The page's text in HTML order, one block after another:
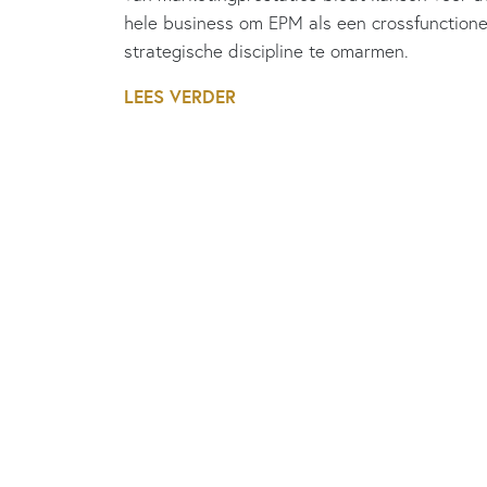
hele business om EPM als een
strategische discipline te omarmen.
LEES VERDER